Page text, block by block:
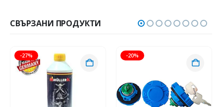
СВЪРЗАНИ ПРОДУКТИ
-27% -20%